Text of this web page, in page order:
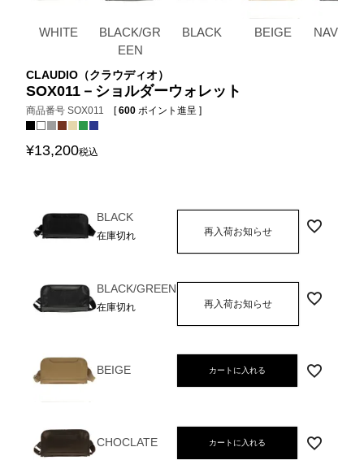
WHITE
BLACK/GR
EEN
BLACK BEIGE
NAVY/
CLAUDIO（クラウディオ）
SOX011－ショルダーウォレット
商品番号 SOX011 [ 600 ポイント進呈 ]
¥13,200税込
BLACK
在庫切れ 再入荷お知らせ
BLACK/GREEN
在庫切れ 再入荷お知らせ
BEIGE カートに入れる
CHOCLATE カートに入れる